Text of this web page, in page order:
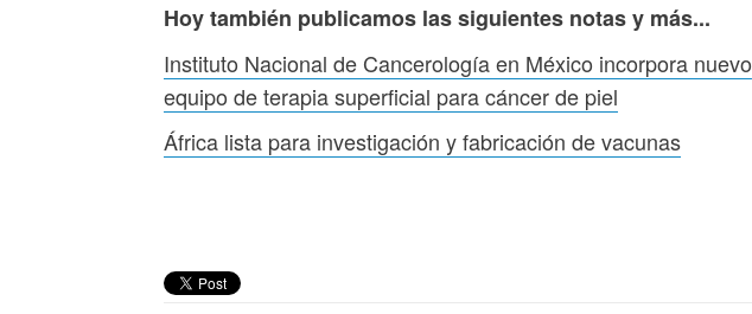
Hoy también publicamos las siguientes notas y más...
Instituto Nacional de Cancerología en México incorpora nuevo
equipo de terapia superficial para cáncer de piel
África lista para investigación y fabricación de vacunas